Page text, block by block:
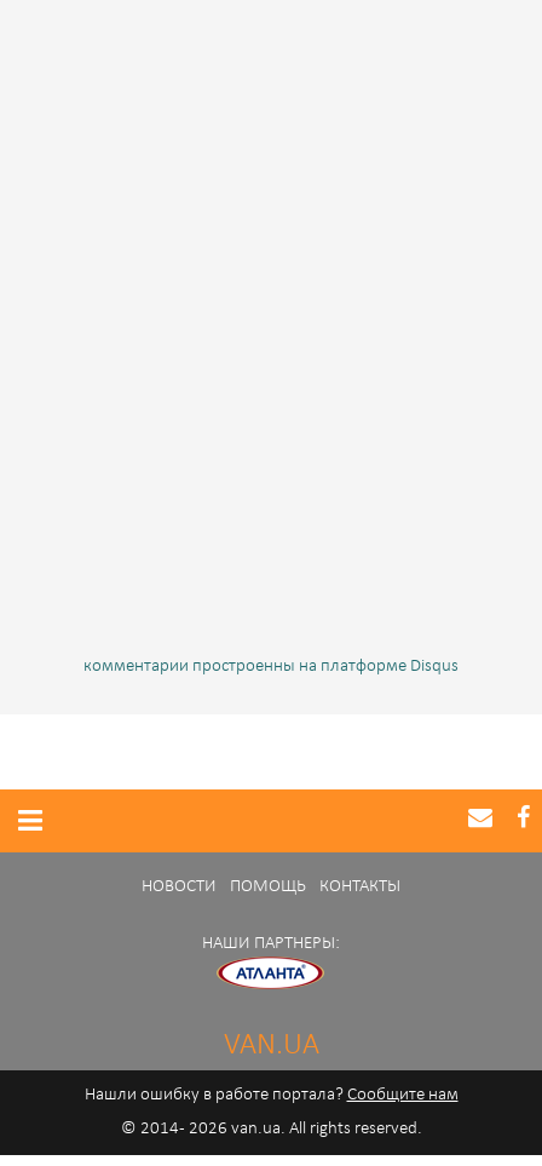
комментарии простроенны на платформе Disqus
НОВОСТИ ПОМОЩЬ КОНТАКТЫ
НАШИ ПАРТНЕРЫ:
VAN.UA
Нашли ошибку в работе портала? Сообщите нам
© 2014 - 2026 van.ua. All rights reserved.